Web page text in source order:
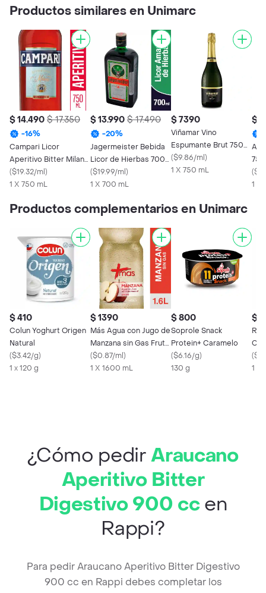
Productos similares en Unimarc
$ 14.490 $ 17.350
-16%
Campari Licor
Aperitivo Bitter Milano
750 cc
($19.32/ml)
1 X 750 mL
$ 13.990 $ 17.490
-20%
Jagermeister Bebida
Licor de Hierbas 700
cc
($19.99/ml)
1 X 700 mL
$ 7390
Viñamar Vino
Espumante Brut 750
cc
($9.86/ml)
1 X 750 mL
$
(
1 X
Productos complementarios en Unimarc
$ 410
Colun Yoghurt Origen
Natural
($3.42/g)
1 x 120 g
$ 1390
Más Agua con Jugo de
Manzana sin Gas Fruta
Natural
($0.87/ml)
1 X 1600 mL
$ 800
Soprole Snack
Protein+ Caramelo
($6.16/g)
130 g
$
(
1 X
¿Cómo pedirAraucano
Aperitivo Bitter
Digestivo 900 ccen
Rappi?
Para pedir Araucano Aperitivo Bitter Digestivo
900 cc en Rappi debes completar los